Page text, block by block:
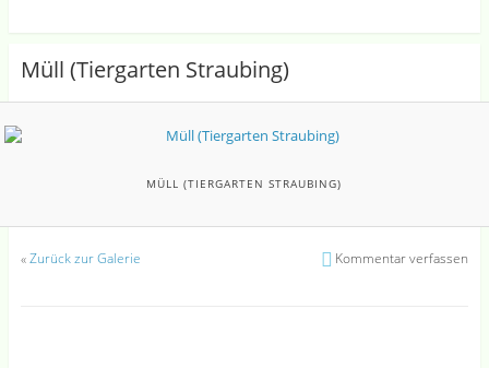
Müll (Tiergarten Straubing)
MÜLL (TIERGARTEN STRAUBING)
«Zurück zur Galerie Kommentar verfassen